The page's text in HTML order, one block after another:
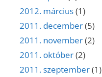
2012. március(1)
2011. december(5)
2011. november(2)
2011. október(2)
2011. szeptember(1)